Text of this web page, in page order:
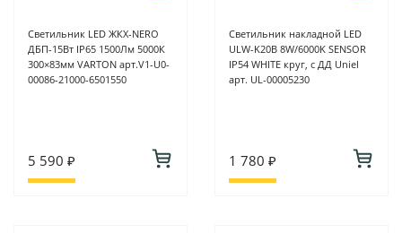
Светильник LED ЖКХ-NERO
ДБП-15Вт IP65 1500Лм 5000К
300×83мм VARTON арт.V1-U0-
00086-21000-6501550
5 590 ₽
Светильник накладной LED
ULW-K20B 8W/6000K SENSOR
IP54 WHITE круг, с ДД Uniel
арт. UL-00005230
1 780 ₽